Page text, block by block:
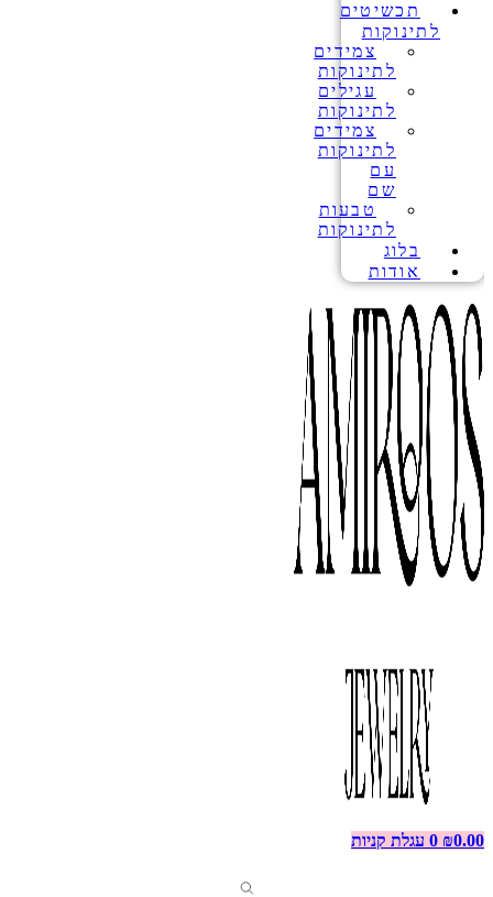
תכשיטים
לתינוקות
צמידים
לתינוקות
עגילים
לתינוקות
צמידים
לתינוקות
עם
שם
טבעות
לתינוקות
בלוג
אודות
₪0.00
0 עגלת קניות